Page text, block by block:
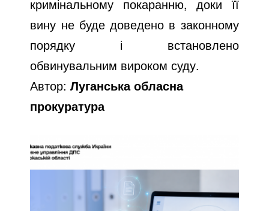
кримінальному покаранню, доки її
вину не буде доведено в законному
порядку і встановлено
обвинувальним вироком суду.
Автор:Луганська обласна
прокуратура